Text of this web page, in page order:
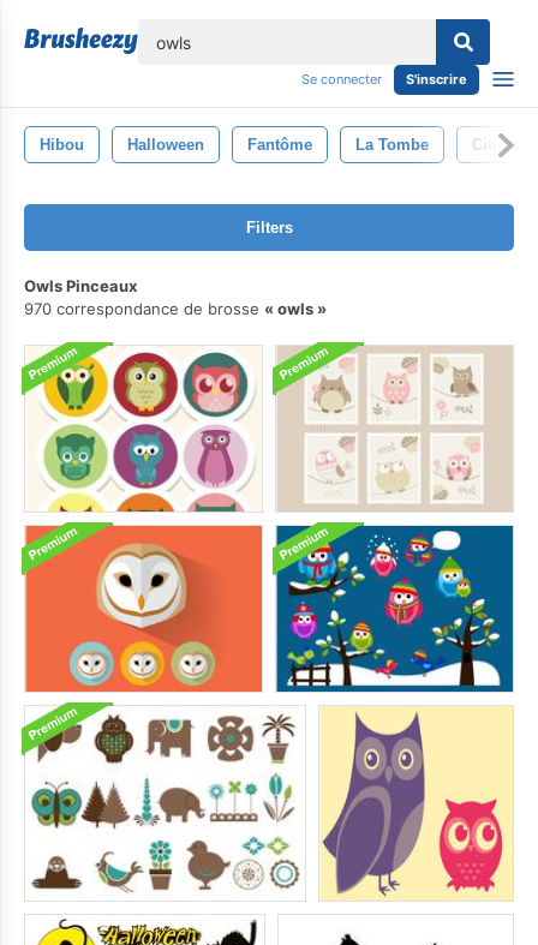
Se connecter S'inscrire
Hibou Halloween Fantôme La Tombe
Filters
Owls Pinceaux
970 correspondance de brosse
owls